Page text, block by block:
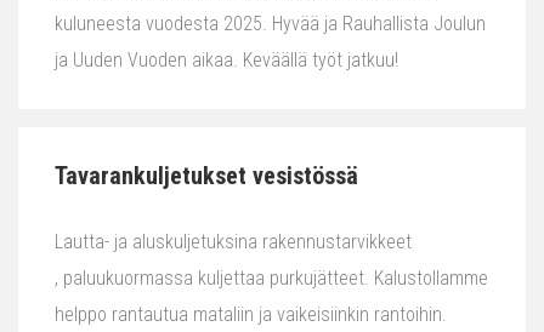
kuluneesta vuodesta 2025. Hyvää ja Rauhallista Joulun
ja Uuden Vuoden aikaa. Keväällä työt jatkuu!
Tavarankuljetukset vesistössä
Lautta- ja aluskuljetuksina rakennustarvikkeet
, paluukuormassa kuljettaa purkujätteet. Kalustollamme
helppo rantautua mataliin ja vaikeisiinkin rantoihin.